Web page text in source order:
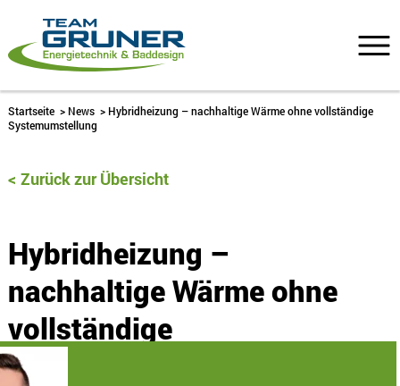
Startseite > News > Hybridheizung – nachhaltige Wärme ohne vollständige
Systemumstellung
Zurück zur Übersicht
Hybridheizung –
nachhaltige Wärme ohne
vollständige
Systemumstellung